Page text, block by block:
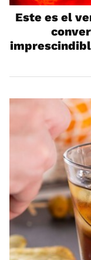
Este es el